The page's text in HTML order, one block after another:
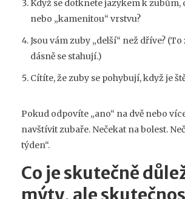
Když se dotknete jazykem k zubům,
nebo „kamenitou“ vrstvu?
Jsou vám zuby „delší“ než dříve?
dásně se stahují.)
Cítíte, že zuby se pohybují, když je
Pokud odpovíte „ano“ na dvě nebo
navštívit zubaře. Nečekat na bolest.
týden“.
Co je skutečně